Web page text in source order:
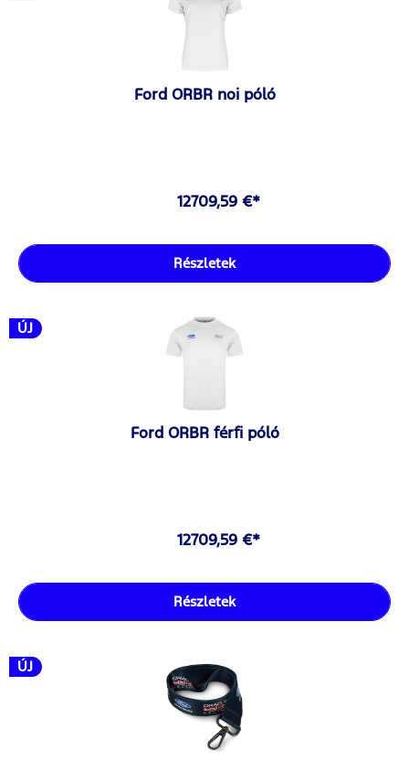
Ford ORBR noi póló
12709,59 €*
Részletek
ÚJ
Ford ORBR férfi póló
12709,59 €*
Részletek
ÚJ